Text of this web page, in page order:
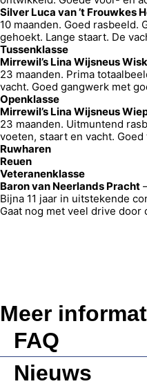
Silver Luca van ’t Frouwkes
10 maanden. Goed
gehoekt. Lange staart. De
Tussenklasse
Mirrewil’s Lina Wijsneus
23 maanden. Prima
vacht. Goed gangwerk met
Openklasse
Mirrewil’s Lina Wijsneus
23 maanden. Uitmuntend
voeten, staart en vacht.
Ruwharen
Reuen
Veteranenklasse
Baron van Neerlands Pracht
Bijna 11 jaar in uitstekende
Gaat nog met veel drive door
Meer
FAQ
Nieuws